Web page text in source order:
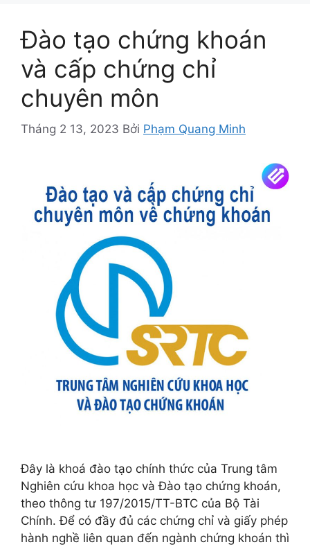
Đào tạo chứng khoán
và cấp chứng chỉ
chuyên môn
Tháng 2 13, 2023 Bởi Phạm Quang Minh
Đây là khoá đào tạo chính thức của Trung tâm
Nghiên cứu khoa học và Đào tạo chứng khoán,
theo thông tư 197/2015/TT-BTC của Bộ Tài
Chính. Để có đầy đủ các chứng chỉ và giấy phép
hành nghề liên quan đến ngành chứng khoán thì